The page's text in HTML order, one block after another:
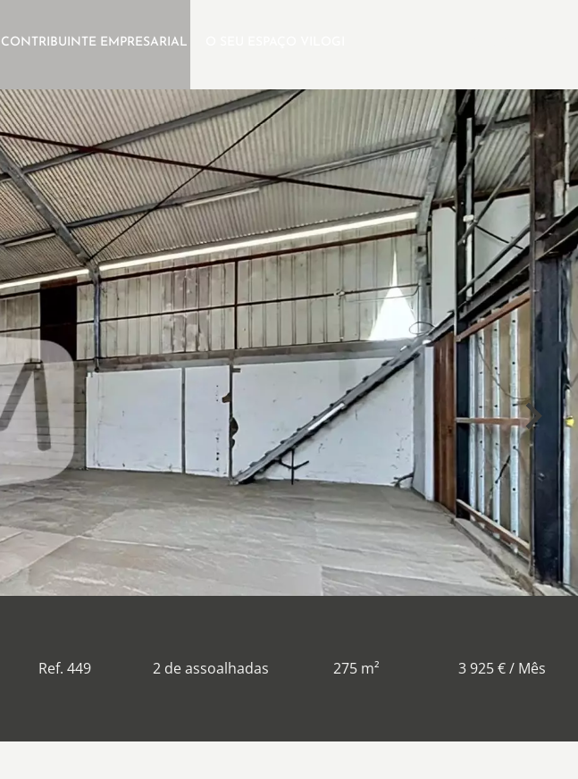
CONTRIBUINTE EMPRESARIAL
Ref. 449 2 de assoalhadas 275 m² 3 925 € / Mês